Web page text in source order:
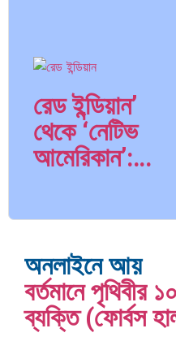
বিপ্লব:
বাংলাদেশ,…
মহাসাগরের
অশ্রু:
শ্রীলঙ্কার
২৬…
রেড ইন্ডিয়ান’
থেকে ‘নেটিভ
আমেরিকান’:…
কান্দাহার থেকে
কাবুল:
অনলাইনে আয়
বর্তমানে পৃথিবীর
ব্যক্তি (ফোর্বস